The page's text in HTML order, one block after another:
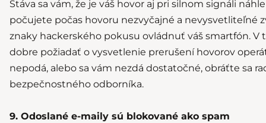
Stáva sa vám, že je váš hovor aj pri silnom signáli
počujete počas hovoru nezvyčajné a nevysvetliteľné
znaky hackerského pokusu ovládnuť váš smartfón. V
dobre požiadať o vysvetlenie prerušení hovorov
nepodá, alebo sa vám nezdá dostatočné, obráťte sa
bezpečnostného odborníka.
9. Odoslané e-maily sú blokované ako spam